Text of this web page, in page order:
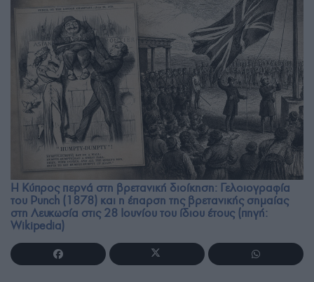
Η Κύπρος περνά στη βρετανική διοίκηση: Γελοιογραφία
του Punch (1878) και η έπαρση της βρετανικής σημαίας
στη Λευκωσία στις 28 Ιουνίου του ίδιου έτους (πηγή:
Wikipedia)